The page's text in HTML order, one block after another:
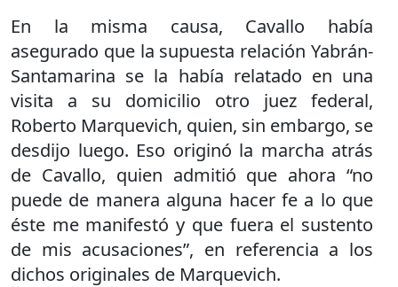
En la misma causa, Cavallo había
asegurado que la supuesta relación Yabrán-
Santamarina se la había relatado en una
visita a su domicilio otro juez federal,
Roberto Marquevich, quien, sin embargo, se
desdijo luego. Eso originó la marcha atrás
de Cavallo, quien admitió que ahora “no
puede de manera alguna hacer fe a lo que
éste me manifestó y que fuera el sustento
de mis acusaciones”, en referencia a los
dichos originales de Marquevich.